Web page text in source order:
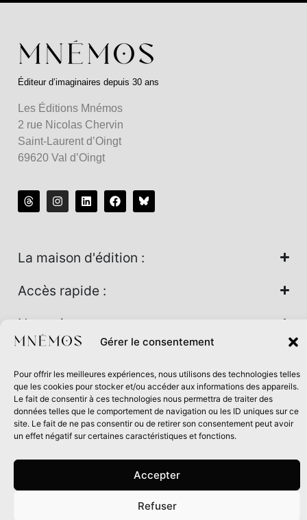
Gérer le consentement
Pour offrir les meilleures expériences, nous utilisons des technologies telles
que les cookies pour stocker et/ou accéder aux informations des appareils.
Le fait de consentir à ces technologies nous permettra de traiter des
données telles que le comportement de navigation ou les ID uniques sur ce
site. Le fait de ne pas consentir ou de retirer son consentement peut avoir
un effet négatif sur certaines caractéristiques et fonctions.
Accepter
Refuser
Éditeur d’imaginaires depuis 30 ans
Les Éditions Mnémos
2 rue Nicolas Chervin
Saint-Laurent d’Oingt
69620 Val d’Oingt
La maison d'édition :
Accès rapide :
Nos univers :
Maison d’édition soutenue par la DRAC Auvergne-Rhône-
Alpes et la Région Auvergne-Rhône-Alpes dans le cadre du
Contrat de filière Livre 2024